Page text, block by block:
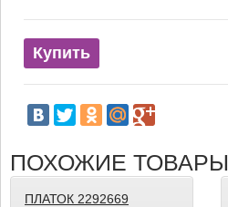
Купить
ПОХОЖИЕ ТОВАРЫ
ПЛАТОК 2292669